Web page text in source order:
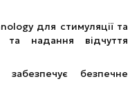
для стимуляції та
та надання відчуття
безпечне